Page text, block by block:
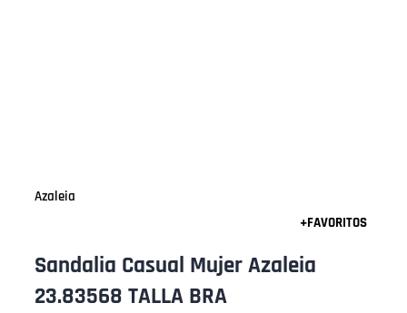
Azaleia
Sandalia Casual Mujer Azaleia
23.83568 TALLA BRA